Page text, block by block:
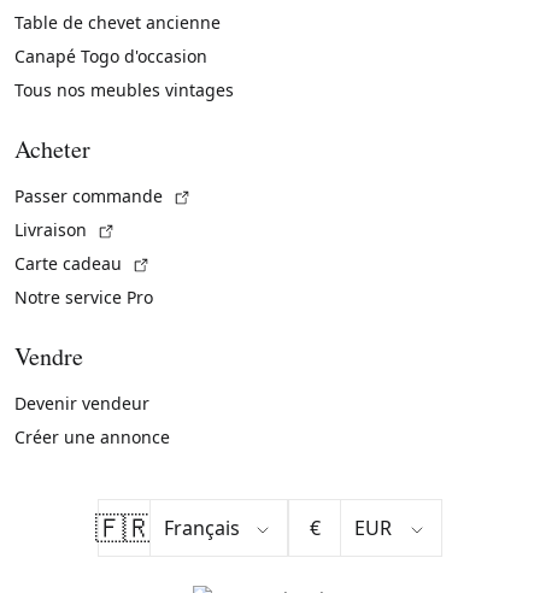
Table de chevet ancienne
Canapé Togo d'occasion
Tous nos meubles vintages
Acheter
Passer commande
Livraison
Carte cadeau
Notre service Pro
Vendre
Devenir vendeur
Créer une annonce
🇫🇷 €